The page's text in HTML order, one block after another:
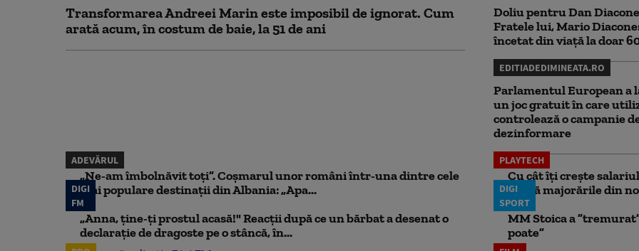
Transformarea Andreei Marin este imposibil de ignorat. Cum
arată acum, în costum de baie, la 51 de ani
Doliu pentru Dan
Fratele lui, Mario
încetat din viață la doar
EDITIADEDIMINEATA.RO
Parlamentul European a
un joc gratuit în care
controlează o campanie
dezinformare
ADEVĂRUL
„Ne-am îmbolnăvit toți”. Coșmarul unor români într-una dintre cele
mai populare destinații din Albania: „Apa...
PLAYTECH
Cu cât îți crește
aplică majorările din
DIGI
FM
„Anna, ţine-ţi prostul acasă!" Reacţii după ce un bărbat a desenat o
declaraţie de dragoste pe o stâncă, în...
DIGI
SPORT
MM Stoica a
poate”